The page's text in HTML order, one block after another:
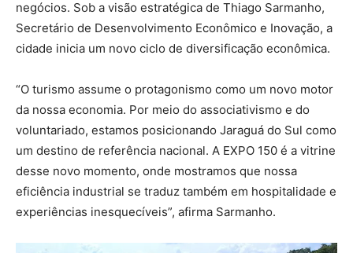
negócios. Sob a visão estratégica de Thiago Sarmanho,
Secretário de Desenvolvimento Econômico e Inovação, a
cidade inicia um novo ciclo de diversificação econômica.
“O turismo assume o protagonismo como um novo motor
da nossa economia. Por meio do associativismo e do
voluntariado, estamos posicionando Jaraguá do Sul como
um destino de referência nacional. A EXPO 150 é a vitrine
desse novo momento, onde mostramos que nossa
eficiência industrial se traduz também em hospitalidade e
experiências inesquecíveis”, afirma Sarmanho.